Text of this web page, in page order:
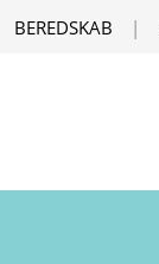
BEREDSKAB